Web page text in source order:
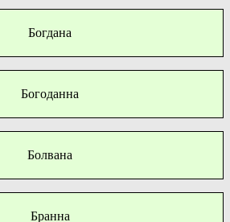
Богдана
Богоданна
Болвана
Бранна